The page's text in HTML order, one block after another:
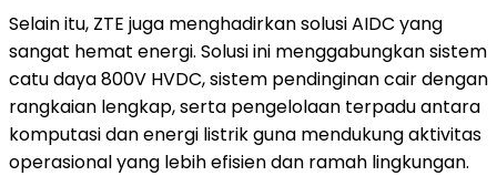
Selain itu, ZTE juga menghadirkan solusi AIDC yang
sangat hemat energi. Solusi ini menggabungkan sistem
catu daya 800V HVDC, sistem pendinginan cair dengan
rangkaian lengkap, serta pengelolaan terpadu antara
komputasi dan energi listrik guna mendukung aktivitas
operasional yang lebih efisien dan ramah lingkungan.